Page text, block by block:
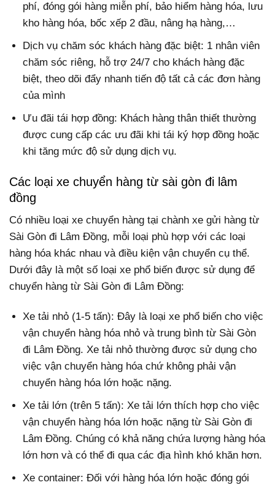
phí, đóng gói hàng miễn phí, bảo hiểm hàng hóa, lưu
kho hàng hóa, bốc xếp 2 đầu, nâng hạ hàng,…
Dịch vụ chăm sóc khách hàng đặc biệt: 1 nhân viên
chăm sóc riêng, hỗ trợ 24/7 cho khách hàng đặc
biệt, theo dõi đẩy nhanh tiến độ tất cả các đơn hàng
của mình
Ưu đãi tái hợp đồng: Khách hàng thân thiết thường
được cung cấp các ưu đãi khi tái ký hợp đồng hoặc
khi tăng mức độ sử dụng dịch vụ.
Các loại xe chuyển hàng từ sài gòn đi lâm
đồng
Có nhiều loại xe chuyển hàng tại chành xe gửi hàng từ
Sài Gòn đi Lâm Đồng, mỗi loại phù hợp với các loại
hàng hóa khác nhau và điều kiện vận chuyển cụ thể.
Dưới đây là một số loại xe phổ biến được sử dụng để
chuyển hàng từ Sài Gòn đi Lâm Đồng:
Xe tải nhỏ (1-5 tấn): Đây là loại xe phổ biến cho việc
vận chuyển hàng hóa nhỏ và trung bình từ Sài Gòn
đi Lâm Đồng. Xe tải nhỏ thường được sử dụng cho
việc vận chuyển hàng hóa chứ không phải vận
chuyển hàng hóa lớn hoặc nặng.
Xe tải lớn (trên 5 tấn): Xe tải lớn thích hợp cho việc
vận chuyển hàng hóa lớn hoặc nặng từ Sài Gòn đi
Lâm Đồng. Chúng có khả năng chứa lượng hàng hóa
lớn hơn và có thể đi qua các địa hình khó khăn hơn.
Xe container: Đối với hàng hóa lớn hoặc đóng gói